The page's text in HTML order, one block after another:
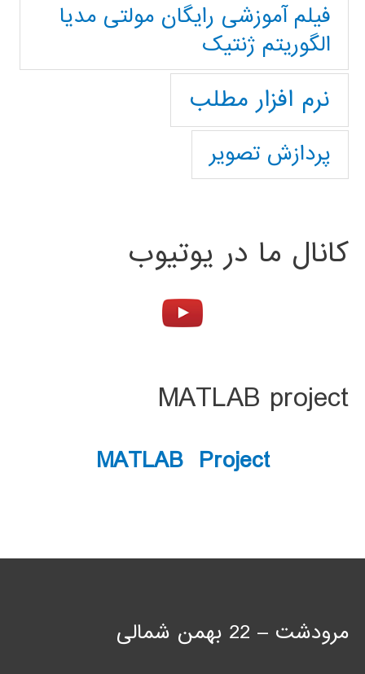
فیلم آموزشی رایگان مولتی مدیا
الگوریتم ژنتیک
نرم افزار مطلب
پردازش تصویر
کانال ما در یوتیوب
MATLAB project
MATLAB Project
مرودشت – 22 بهمن شمالی